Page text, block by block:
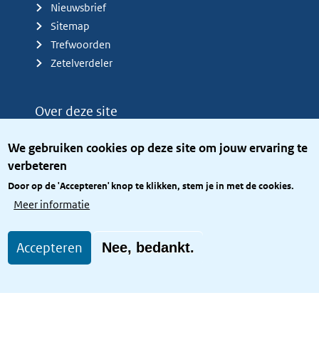
We gebruiken cookies op deze site om jouw ervaring te
verbeteren
Door op de 'Accepteren' knop te klikken, stem je in met de cookies.
Meer informatie
Accepteren Nee, bedankt.
Nieuwsbrief
Sitemap
Trefwoorden
Zetelverdeler
Over deze site
Privacy
Toegang site openbaar
Toegankelijkheid